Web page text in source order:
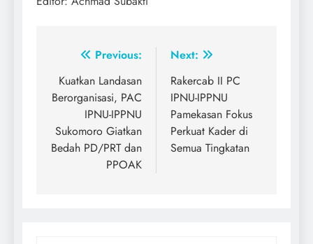
Post
navigation
Previous:
Kuatkan Landasan
Berorganisasi, PAC
IPNU-IPPNU
Sukomoro Giatkan
Bedah PD/PRT dan
PPOAK
Next:
Rakercab II PC
IPNU-IPPNU
Pamekasan Fokus
Perkuat Kader di
Semua Tingkatan